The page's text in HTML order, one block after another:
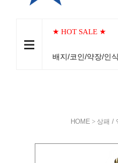
★ HOT SALE ★
배지/코인/약장/인
HOME > 상패 /